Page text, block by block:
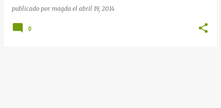
publicado por magda el abril 19, 2014
0